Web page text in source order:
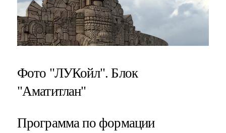
Фото "ЛУКойл". Блок
"Аматитлан"
Программа по формации